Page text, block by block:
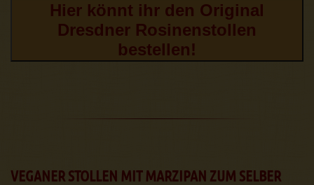
Hier könnt ihr den Original
Dresdner Rosinenstollen
bestellen!
VEGANER STOLLEN MIT MARZIPAN ZUM SELBER